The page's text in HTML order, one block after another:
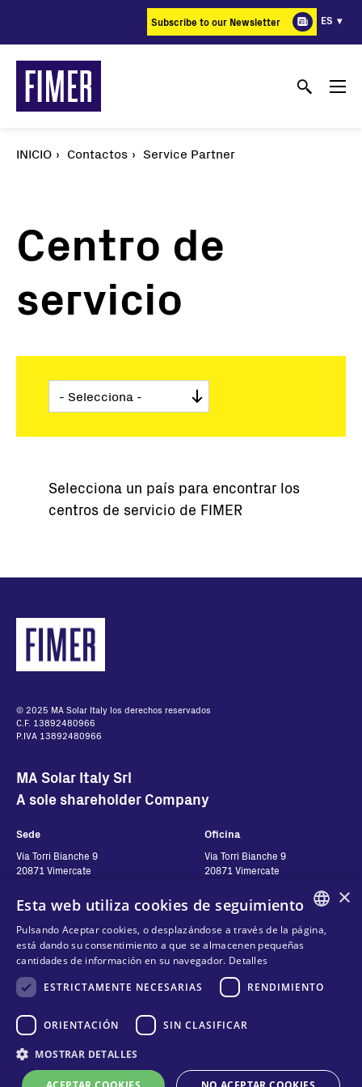
principal
Subscribe to our Newsletter ES
INICIO Contactos Service Partner
Centro de
servicio
Selecciona un país para encontrar los
centros de servicio de FIMER
© 2025 MA Solar Italy los derechos reservados
C.F. 13892480966
P.IVA 13892480966
MA Solar Italy Srl
A sole shareholder Company
Sede
Via Torri Bianche 9
20871 Vimercate
Via San Giorgio 642
52028, Terranuova Bracciolini (AR)
Oficina
Via Torri Bianche 9
20871 Vimercate
Contactos
Contáctanos
Dónde comprar
Síguenos
Cookies
×
Esta web utiliza cookies de seguimiento
Pulsando Aceptar cookies, o desplazándose a través de la página,
está dando su consentimiento a que se almacenen pequeñas
cantidades de información en su navegador. Detalles
ESTRICTAMENTE NECESARIAS
RENDIMIENTO
ORIENTACIÓN SIN CLASIFICAR
MOSTRAR DETALLES